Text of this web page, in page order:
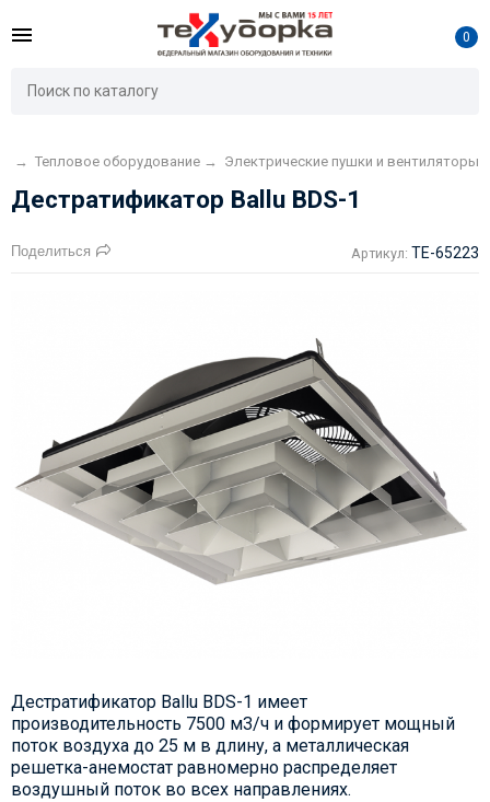
0
→ Тепловое оборудование → Электрические пушки и вентиляторы
Дестратификатор Ballu BDS-1
Поделиться Артикул: TE-65223
Дестратификатор Ballu BDS-1 имеет
производительность 7500 м3/ч и формирует мощный
поток воздуха до 25 м в длину, а металлическая
решетка-анемостат равномерно распределяет
воздушный поток во всех направлениях.